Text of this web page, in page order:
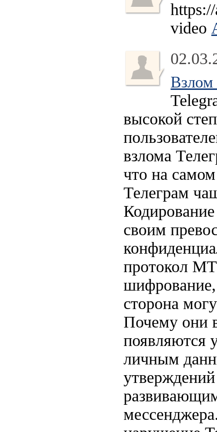
video
Взлом
высокой
взлома
что на
Телеграм
своим
протокол
шифрование,
сторона
Почему они
появляются
личным